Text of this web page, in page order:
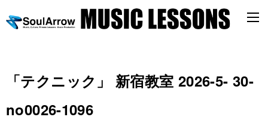
「テクニック」 新宿教室 2026-5- 30-
no0026-1096